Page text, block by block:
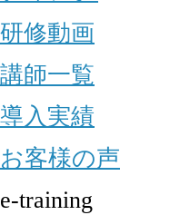
研修動画
講師一覧
導入実績
お客様の声
e-training